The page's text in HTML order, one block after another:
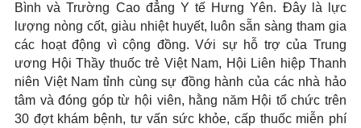
Bình và Trường Cao đẳng Y tế Hưng Yên. Đây là lực
lượng nòng cốt, giàu nhiệt huyết, luôn sẵn sàng tham gia
các hoạt động vì cộng đồng. Với sự hỗ trợ của Trung
ương Hội Thầy thuốc trẻ Việt Nam, Hội Liên hiệp Thanh
niên Việt Nam tỉnh cùng sự đồng hành của các nhà hảo
tâm và đóng góp từ hội viên, hằng năm Hội tổ chức trên
30 đợt khám bệnh, tư vấn sức khỏe, cấp thuốc miễn phí